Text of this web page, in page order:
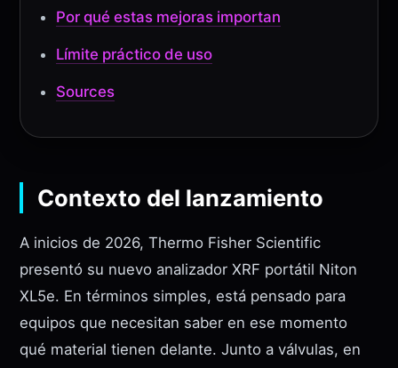
Por qué estas mejoras importan
Límite práctico de uso
Sources
Contexto del lanzamiento
A inicios de 2026, Thermo Fisher Scientific
presentó su nuevo analizador XRF portátil Niton
XL5e. En términos simples, está pensado para
equipos que necesitan saber en ese momento
qué material tienen delante. Junto a válvulas, en